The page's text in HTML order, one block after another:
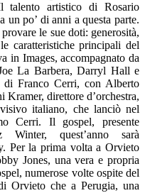
talento artistico di Rosario
un po’ di anni a questa parte.
le sue doti: generosità,
caratteristiche principali del
in Images, accompagnato da
La Barbera, Darryl Hall e
di Franco Cerri, con Alberto
direttore d’orchestra,
italiano, che lanciò nel
Cerri. Il gospel, presente
Winter, quest’anno sarà
Per la prima volta a Orvieto
Jones, una vera e propria
numerose volte ospite del
Orvieto che a Perugia, una